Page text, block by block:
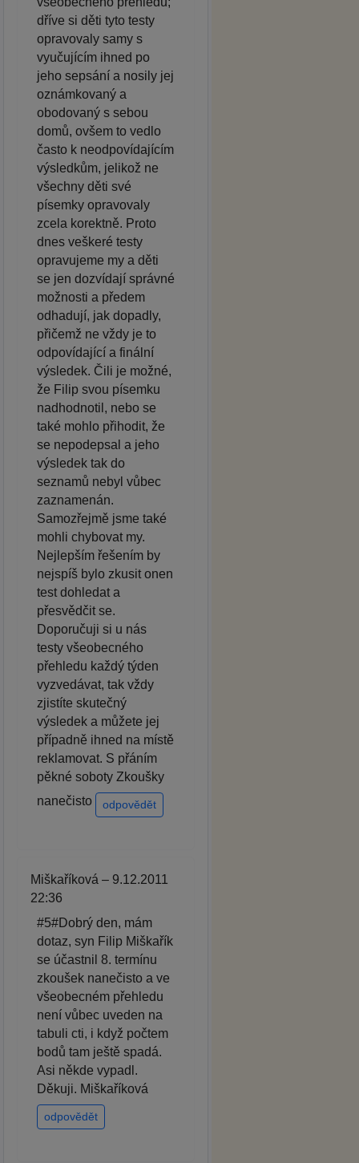
dříve si děti tyto testy
opravovaly samy s
vyučujícím ihned po
jeho sepsání a nosily jej
oznámkovaný a
obodovaný s sebou
domů, ovšem to vedlo
často k neodpovídajícím
výsledkům, jelikož ne
všechny děti své
písemky opravovaly
zcela korektně. Proto
dnes veškeré testy
opravujeme my a děti
se jen dozvídají správné
možnosti a předem
odhadují, jak dopadly,
přičemž ne vždy je to
odpovídající a finální
výsledek. Čili je možné,
že Filip svou písemku
nadhodnotil, nebo se
také mohlo přihodit, že
se nepodepsal a jeho
výsledek tak do
seznamů nebyl vůbec
zaznamenán.
Samozřejmě jsme také
mohli chybovat my.
Nejlepším řešením by
nejspíš bylo zkusit onen
test dohledat a
přesvědčit se.
Doporučuji si u nás
testy všeobecného
přehledu každý týden
vyzvedávat, tak vždy
zjistíte skutečný
výsledek a můžete jej
případně ihned na místě
reklamovat. S přáním
pěkné soboty Zkoušky
nanečisto
odpovědět
Miškaříková – 9.12.2011
22:36
#5#Dobrý den, mám
dotaz, syn Filip Miškařík
se účastnil 8. termínu
zkoušek nanečisto a ve
všeobecném přehledu
není vůbec uveden na
tabuli cti, i když počtem
bodů tam ještě spadá.
Asi někde vypadl.
Děkuji. Miškaříková
odpovědět